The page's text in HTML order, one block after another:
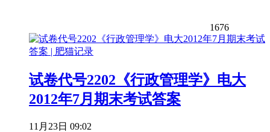
1676
试卷代号2202《行政管理学》电大
2012年7月期末考试答案
11月23日 09:02